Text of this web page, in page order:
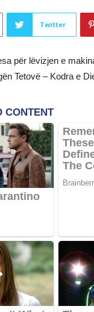
Twitter
për lëvizjen e
Tetovë – Kodra e